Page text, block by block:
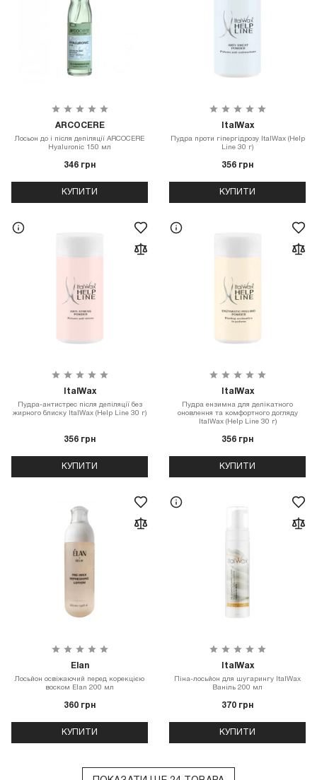
ARCOCERE
Лосьон до і після депіляції ARCOCERE
Hyaluronic 150 мл
346 грн
КУПИТИ
ItalWax
Пудра проти гіпергідрозу ItalWax (Help
Line 30 г)
356 грн
КУПИТИ
ItalWax
Пудра-антистрес після депіляції без
жирного блиску ItalWax (Help Line 30 г)
356 грн
КУПИТИ
ItalWax
Пудра ензимна для делікатного
оновлення та комфортного догляду
ItalWax (Help Line 30 г)
356 грн
КУПИТИ
Elan
Лосьйон освіжаючий перед корекцією
воском Elan 200 мл
360 грн
КУПИТИ
ItalWax
Піна-лосьйон для шугарингу ItalWax
Ваніль 200 мл
370 грн
КУПИТИ